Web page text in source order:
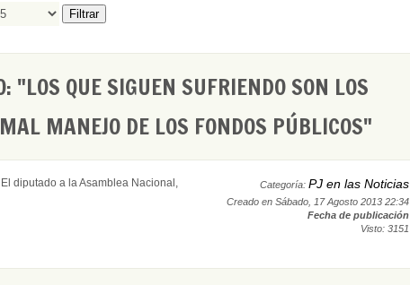
Filtrar
"LOS QUE SIGUEN SUFRIENDO SON LOS
MANEJO DE LOS FONDOS PÚBLICOS"
Categoría: PJ en las Noticias
Creado en Sábado, 17 Agosto 2013 22:34
Fecha de publicación
Visto: 3151
diputado a la Asamblea Nacional,